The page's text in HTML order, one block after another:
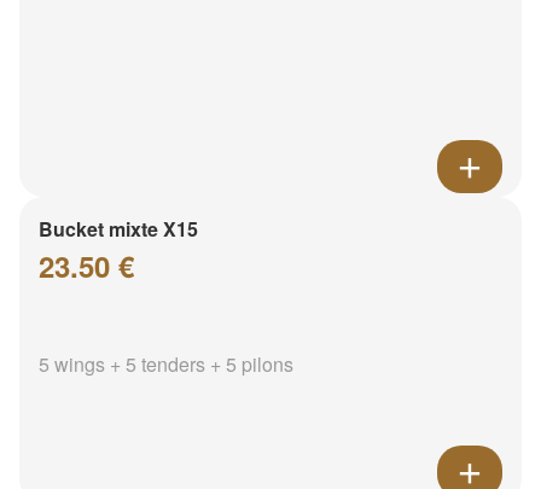
Bucket mixte X15
23.50 €
5 wings + 5 tenders + 5 pilons